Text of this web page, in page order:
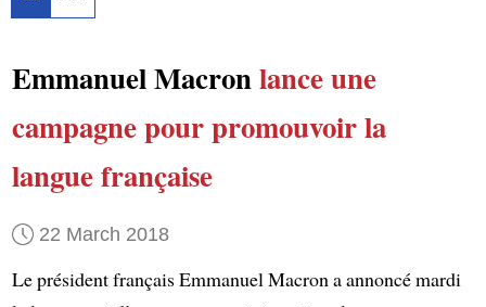
Emmanuel Macronlanceune
campagnepour promouvoirla
langue française
22 March 2018
Le président français Emmanuel Macron a annoncé mardi